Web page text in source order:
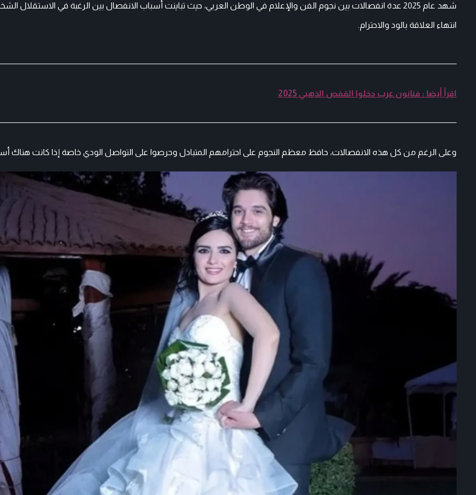
شهد عام 2025 عدة انفصالات بين نجوم الفن والإعلام في الوطن العربي، حيث تباينت أسباب الانفصال بين الرغبة في الاستقلال
انتهاء العلاقة بالود والاحترام.
اقرأ أيضا : فنانون عرب دخلوا القفص الذهبي 2025
وعلى الرغم من كل هذه الانفصالات، حافظ معظم النجوم على احترامهم المتبادل وحرصوا على التواصل الودي خاصة إذا كانت هناك